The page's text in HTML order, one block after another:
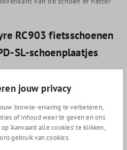
RC903 fietsschoenen
SL-schoenplaatjes
aan de eisen van de wegrenners
zorgt ervoor dat jij nog efficiënter
kiezen uit gele, blauwe en rode
6 graden speling
de laatstgenoemde 0 graden
jouw privacy
browse-ervaring te verbeteren,
of inhoud weer te geven en ons
‘Aanvaard alle cookies’ te klikken,
gebruik van cookies.